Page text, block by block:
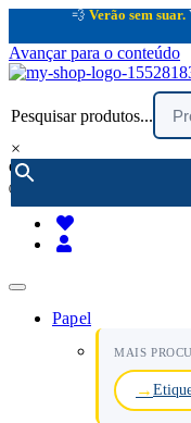
💨 Verão sem suar.
Avançar para o conteúdo
Pesquisar produtos...
×
encomendar por telefone :
(chamada rede fixa nacional)
Papel
MAIS